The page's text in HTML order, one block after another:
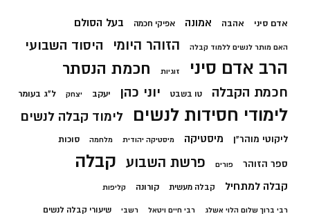
אדם סיני אהבה אמונה אפיקי חכמה בעל הסולם
האם מותר לנשים ללמוד קבלה הזוהר היומי היסוד השבועי
הרב אדם סיני זוגיות חכמת הנסתר
חכמת הקבלה טו בשבט יוני כהן יעקב יצחק ל"ג בעומר
לימודי חסידות לנשים לימוד קבלה לנשים
ליקוטי מוהר"ן מיסטיקה מיסטיקה יהודית מלחמה סוכות
ספר הזוהר פורים פרשת השבוע קבלה
קבלה למתחיל קבלה מעשית קורונה קליפות
רבי ברוך שלום הלוי אשלג רבי חיים ויטאל רשבי שיעורי קבלה לנשים